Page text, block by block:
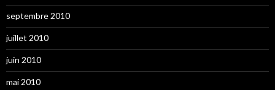
septembre 2010
juillet 2010
juin 2010
mai 2010